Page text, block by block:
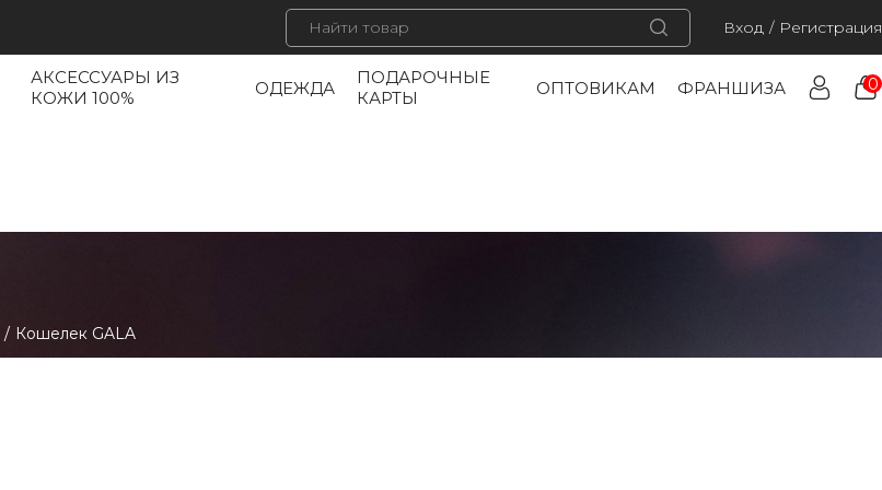
Вход / Регистрация
АКСЕССУАРЫ ИЗ
КОЖИ 100%
ОДЕЖДА
ПОДАРОЧНЫЕ
КАРТЫ
ОПТОВИКАМ ФРАНШИЗА 0
/ Кошелек GALA